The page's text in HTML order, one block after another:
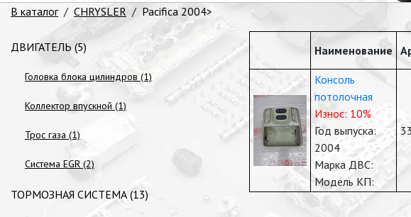
В каталог / CHRYSLER / Pacifica 2004>
ДВИГАТЕЛЬ (5)
Головка блока цилиндров (1)
Коллектор впускной (1)
Трос газа (1)
Система EGR (2)
ТОРМОЗНАЯ СИСТЕМА (13)
Наименование
Консоль
потолочная
Износ: 10%
Год выпуска:
2004
Марка ДВС:
Модель КП: